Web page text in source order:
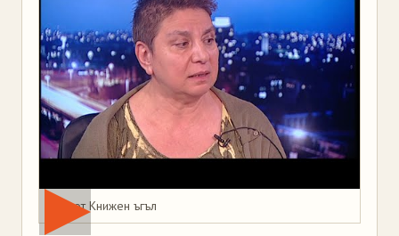
Мая от Книжен ъгъл